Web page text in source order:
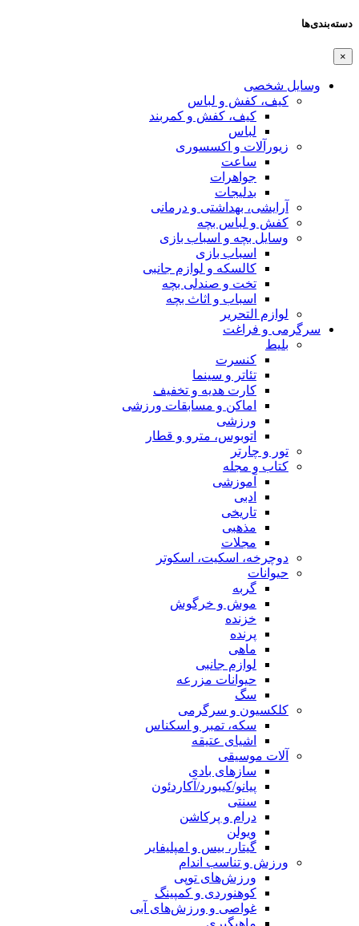
دسته‌بندی‌ها
×
وسایل شخصی
کیف، کفش و لباس
کیف، کفش و کمربند
لباس
زیورآلات و اکسسوری
ساعت
جواهرات
بدلیجات
آرایشی، بهداشتی و درمانی
کفش و لباس بچه
وسایل بچه و اسباب بازی
اسباب بازی
کالسکه و لوازم جانبی
تخت و صندلی بچه
اسباب و اثاث بچه
لوازم التحریر
سرگرمی و فراغت
بلیط
کنسرت
تئاتر و سینما
کارت هدیه و تخفیف
اماکن و مسابقات ورزشی
ورزشی
اتوبوس، مترو و قطار
تور و چارتر
کتاب و مجله
آموزشی
ادبی
تاریخی
مذهبی
مجلات
دوچرخه، اسکیت، اسکوتر
حیوانات
گربه
موش و خرگوش
خزنده
پرنده
ماهی
لوازم جانبی
حیوانات مزرعه
سگ
کلکسیون و سرگرمی
سکه، تمبر و اسکناس
اشیای عتیقه
آلات موسیقی
سازهای بادی
پیانو/کیبورد/آکاردئون
سنتی
درام و پرکاشن
ویولن
گیتار، بیس و امپلیفایر
ورزش و تناسب اندام
ورزش‌های توپی
کوهنوردی و کمپینگ
غواصی و ورزش‌های آبی